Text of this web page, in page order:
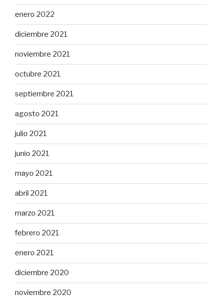
enero 2022
diciembre 2021
noviembre 2021
octubre 2021
septiembre 2021
agosto 2021
julio 2021
junio 2021
mayo 2021
abril 2021
marzo 2021
febrero 2021
enero 2021
diciembre 2020
noviembre 2020